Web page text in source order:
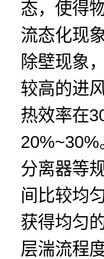
态，使得
流态化现
除壁现象
较高的进
热效率在
分离器等
间比较均
获得均匀
层湍流程